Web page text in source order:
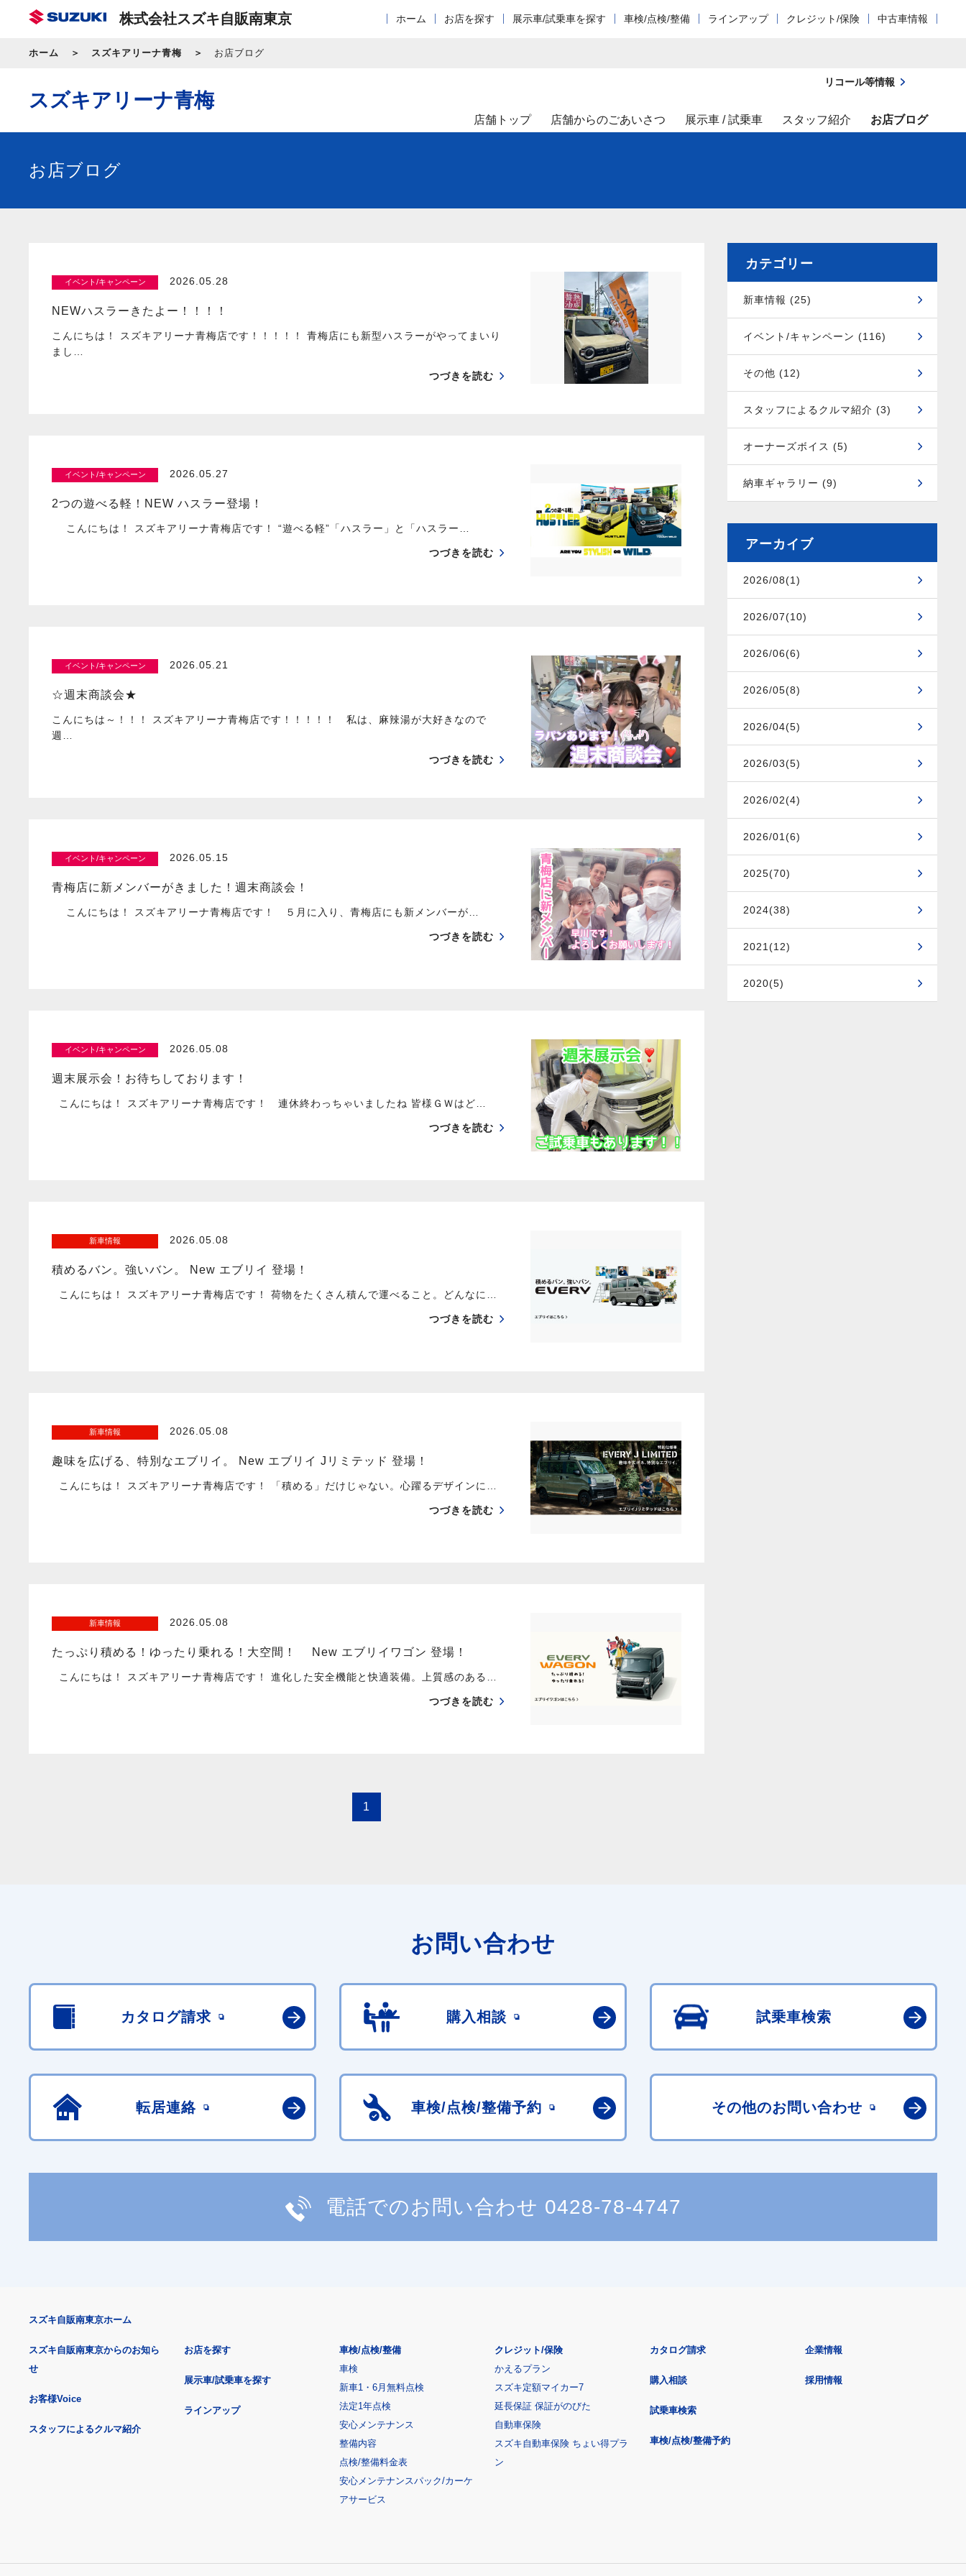
株式会社スズキ自販南東京 ホーム お店を探す 展示車/試乗車を探す 車検/点検/整備 ラインアップ クレジット/保険 中古車情報
ホーム スズキアリーナ青梅 お店ブログ
スズキアリーナ青梅
店舗トップ 店舗からのごあいさつ 展示車 / 試乗車 スタッフ紹介 お店ブログ
リコール等情報
お店ブログ
イベント/キャンペーン 2026.05.28
NEWハスラーきたよー！！！！
こんにちは！ スズキアリーナ青梅店です！！！！！ 青梅店にも新型ハスラーがやってまいり
まし…
つづきを読む
イベント/キャンペーン 2026.05.27
2つの遊べる軽！NEW ハスラー登場！
こんにちは！ スズキアリーナ青梅店です！ “遊べる軽”「ハスラー」と「ハスラー…
つづきを読む
イベント/キャンペーン 2026.05.21
☆週末商談会★
こんにちは～！！！ スズキアリーナ青梅店です！！！！！ 私は、麻辣湯が大好きなので
週…
つづきを読む
イベント/キャンペーン 2026.05.15
青梅店に新メンバーがきました！週末商談会！
こんにちは！ スズキアリーナ青梅店です！ ５月に入り、青梅店にも新メンバーが…
つづきを読む
イベント/キャンペーン 2026.05.08
週末展示会！お待ちしております！
こんにちは！ スズキアリーナ青梅店です！ 連休終わっちゃいましたね 皆様ＧＷはど…
つづきを読む
新車情報 2026.05.08
積めるバン。強いバン。 New エブリイ 登場！
こんにちは！ スズキアリーナ青梅店です！ 荷物をたくさん積んで運べること。どんなに…
つづきを読む
新車情報 2026.05.08
趣味を広げる、特別なエブリイ。 New エブリイ Jリミテッド 登場！
こんにちは！ スズキアリーナ青梅店です！ 「積める」だけじゃない。心躍るデザインに…
つづきを読む
新車情報 2026.05.08
たっぷり積める！ゆったり乗れる！大空間！ New エブリイワゴン 登場！
こんにちは！ スズキアリーナ青梅店です！ 進化した安全機能と快適装備。上質感のある…
つづきを読む
1
カテゴリー
新車情報 (25)
イベント/キャンペーン (116)
その他 (12)
スタッフによるクルマ紹介 (3)
オーナーズボイス (5)
納車ギャラリー (9)
アーカイブ
2026/08(1)
2026/07(10)
2026/06(6)
2026/05(8)
2026/04(5)
2026/03(5)
2026/02(4)
2026/01(6)
2025(70)
2024(38)
2021(12)
2020(5)
お問い合わせ
カタログ請求 購入相談 試乗車検索
転居連絡 車検/点検/整備予約 その他のお問い合わせ
電話でのお問い合わせ 0428-78-4747
スズキ自販南東京ホーム
スズキ自販南東京からのお知ら
せ
お客様Voice
スタッフによるクルマ紹介
お店を探す
展示車/試乗車を探す
ラインアップ
車検/点検/整備
車検
新車1・6月無料点検
法定1年点検
安心メンテナンス
整備内容
点検/整備料金表
安心メンテナンスパック/カーケ
アサービス
クレジット/保険
かえるプラン
スズキ定額マイカー7
延長保証 保証がのびた
自動車保険
スズキ自動車保険 ちょい得プラ
ン
カタログ請求
購入相談
試乗車検索
車検/点検/整備予約
企業情報
採用情報